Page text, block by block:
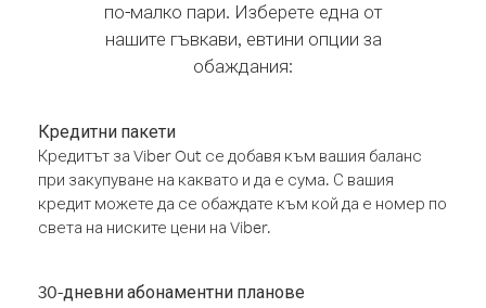
по-малко пари. Изберете една от
нашите гъвкави, евтини опции за
обаждания:
Кредитни пакети
Кредитът за Viber Out се добавя към вашия баланс
при закупуване на каквато и да е сума. С вашия
кредит можете да се обаждате към кой да е номер по
света на ниските цени на Viber.
30-дневни абонаментни планове